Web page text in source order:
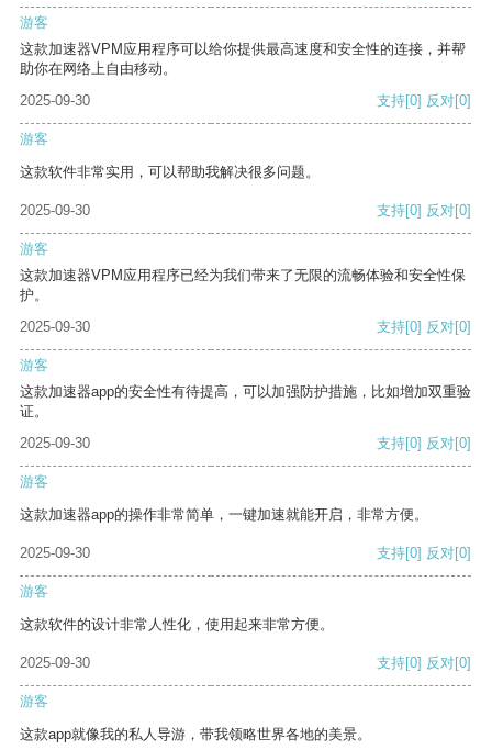
游客
这款加速器VPM应用程序可以给你提供最高速度和安全性的连接，并帮
助你在网络上自由移动。
2025-09-30
支持[0] 反对[0]
游客
这款软件非常实用，可以帮助我解决很多问题。
2025-09-30 支持[0] 反对[0]
游客
这款加速器VPM应用程序已经为我们带来了无限的流畅体验和安全性保
护。
2025-09-30
支持[0] 反对[0]
游客
这款加速器app的安全性有待提高，可以加强防护措施，比如增加双重验
证。
2025-09-30
支持[0] 反对[0]
游客
这款加速器app的操作非常简单，一键加速就能开启，非常方便。
2025-09-30 支持[0] 反对[0]
游客
这款软件的设计非常人性化，使用起来非常方便。
2025-09-30 支持[0] 反对[0]
游客
这款app就像我的私人导游，带我领略世界各地的美景。